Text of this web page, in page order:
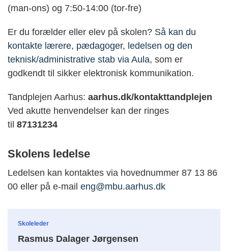
(man-ons) og 7:50-14:00 (tor-fre)
Er du forælder eller elev på skolen? Så kan du
kontakte lærere, pædagoger, ledelsen og den
teknisk/administrative stab via Aula, som er
godkendt til sikker elektronisk kommunikation.
Tandplejen Aarhus: aarhus.dk/kontakttandplejen
Ved akutte henvendelser kan der ringes
til 87131234
Skolens ledelse
Ledelsen kan kontaktes via hovednummer 87 13 86
00 eller på e-mail eng@mbu.aarhus.dk​
Skoleleder
Rasmus Dalager Jørgensen